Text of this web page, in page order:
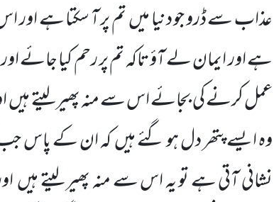
عذاب سے ڈرو جو دنیا میںتم پر آ سکتا ہے اور
ہے اور ایمان لے آؤ تاکہ تم پر رحم کیا جائے
عمل کرنے کی بجائے اس سے منہ پھیر لیتے ہیں
وہ ایسے پتھر دل ہو گئے ہیںکہ ان کے پاس
نشانی آتی ہے تو یہ اس سے منہ پھیر لیتے ہیں